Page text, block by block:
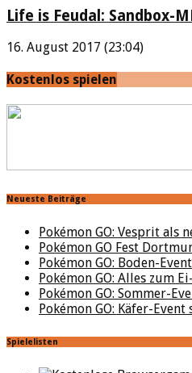
Life is Feudal: Sandbox-
16. August 2017 (23:04)
Kostenlos spielen
Neueste Beiträge
Pokémon GO: Vesprit als
Pokémon GO Fest
Pokémon GO: Boden-
Pokémon GO: Alles zum
Pokémon GO: Sommer-
Pokémon GO: Käfer-
Spielelisten